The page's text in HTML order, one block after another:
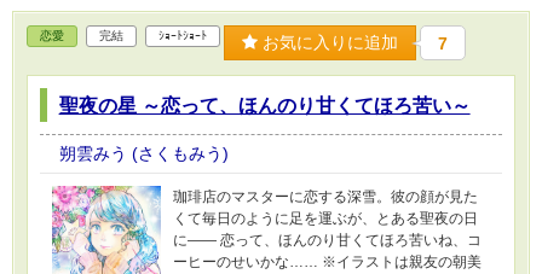
恋愛 完結 ｼｮｰﾄｼｮｰﾄ お気に入りに追加 7
聖夜の星 ～恋って、ほんのり甘くてほろ苦い～
朔雲みう (さくもみう)
珈琲店のマスターに恋する深雪。彼の顔が見た
くて毎日のように足を運ぶが、とある聖夜の日
に―― 恋って、ほんのり甘くてほろ苦いね、コ
ーヒーのせいかな…… ※イラストは親友の朝美